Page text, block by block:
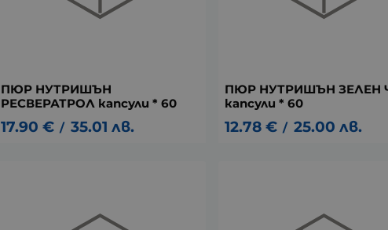
ПЮР НУТРИШЪН
РЕСВЕРАТРОЛ капсули * 60
17.90 € / 35.01 лв.
ПЮР НУТРИШЪН ЗЕЛЕН
капсули * 60
12.78 € / 25.00 лв.